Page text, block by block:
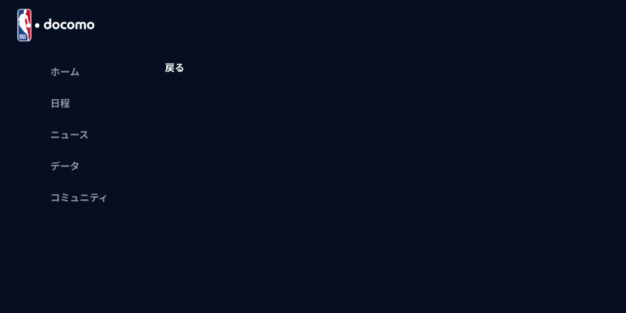
ホーム
日程
ニュース
データ
コミュニティ
戻る